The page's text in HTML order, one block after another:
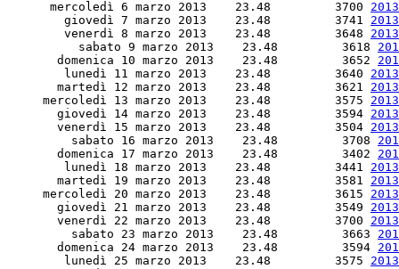
      mercoledì 6 marzo 2013    23.48         3700
        giovedì 7 marzo 2013    23.48         3741
        venerdì 8 marzo 2013    23.48         3648
          sabato 9 marzo 2013    23.48         3618
       domenica 10 marzo 2013    23.48         3652
        lunedì 11 marzo 2013    23.48         3640
       martedì 12 marzo 2013    23.48         3621
     mercoledì 13 marzo 2013    23.48         3575
       giovedì 14 marzo 2013    23.48         3594
       venerdì 15 marzo 2013    23.48         3504
         sabato 16 marzo 2013    23.48         3708
       domenica 17 marzo 2013    23.48         3402
        lunedì 18 marzo 2013    23.48         3441
       martedì 19 marzo 2013    23.48         3581
     mercoledì 20 marzo 2013    23.48         3615
       giovedì 21 marzo 2013    23.48         3549
       venerdì 22 marzo 2013    23.48         3700
         sabato 23 marzo 2013    23.48         3663
       domenica 24 marzo 2013    23.48         3594
        lunedì 25 marzo 2013    23.48         3575